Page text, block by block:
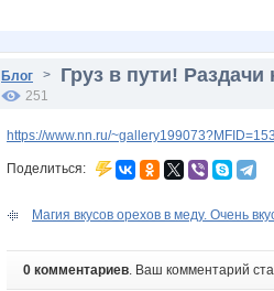
Блог > Груз в пути!
251
https://www.nn.ru/
Поделиться:
Магия вкусов орехов в меду. Очень
0 комментариев. Ваш комментарий